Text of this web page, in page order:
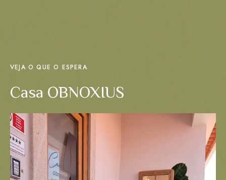
VEJA O QUE O ESPERA
Casa OBNOXIUS